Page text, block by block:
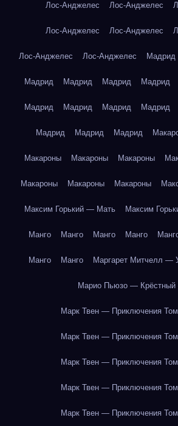
Лос-Анджелес Лос-Анджелес
Лос-Анджелес Лос-Анджелес
Лос-Анджелес Лос-Анджелес Мадрид
Мадрид Мадрид Мадрид Мадрид
Мадрид Мадрид Мадрид Мадрид
Мадрид Мадрид Мадрид
Макароны Макароны Макароны
Макароны Макароны Макароны
Максим Горький — Мать Максим
Манго Манго Манго Манго
Манго Манго Маргарет Митчелл —
Марио Пьюзо — Крёстный
Марк Твен — Приключения
Марк Твен — Приключения
Марк Твен — Приключения
Марк Твен — Приключения
Марк Твен — Приключения